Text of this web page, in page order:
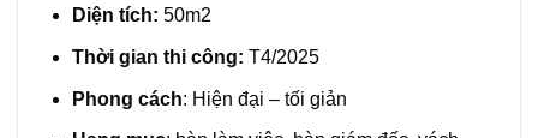
Diện tích: 50m2
Thời gian thi công: T4/2025
Phong cách: Hiện đại – tối giản